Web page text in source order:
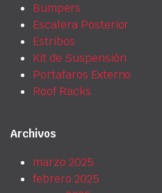
Bumpers
Escalera Posterior
Estribos
Kit de Suspensión
Portafaros Externo
Roof Racks
Archivos
marzo 2025
febrero 2025